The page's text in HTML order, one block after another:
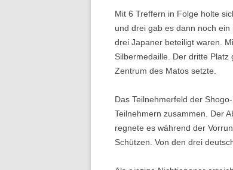
Mit 6 Treffern in Folge holte
und drei gab es dann noch
drei Japaner beteiligt waren.
Silbermedaille. Der dritte
Zentrum des Matos setzte.
Das Teilnehmerfeld der
Teilnehmern zusammen. Der
regnete es während der
Schützen. Von den drei